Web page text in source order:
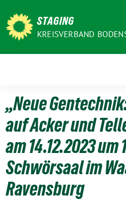
zum
Inhalt
STAGING
KREISVERBAND
„Neue
auf Acker und
am 14.12.2023 um
Schwörsaal im
Ravensburg